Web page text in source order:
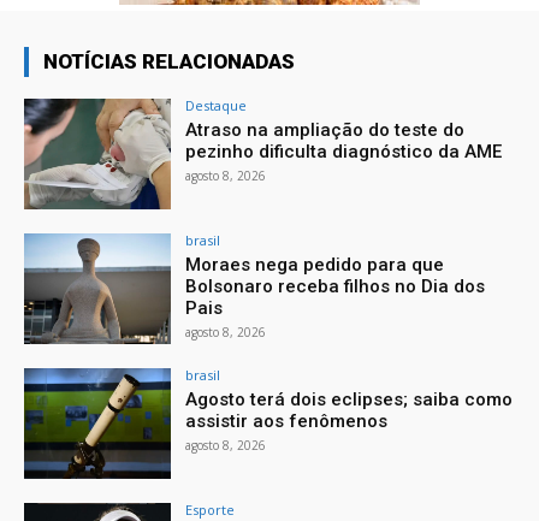
NOTÍCIAS RELACIONADAS
Destaque
Atraso na ampliação do teste do
pezinho dificulta diagnóstico da AME
agosto 8, 2026
brasil
Moraes nega pedido para que
Bolsonaro receba filhos no Dia dos
Pais
agosto 8, 2026
brasil
Agosto terá dois eclipses; saiba como
assistir aos fenômenos
agosto 8, 2026
Esporte